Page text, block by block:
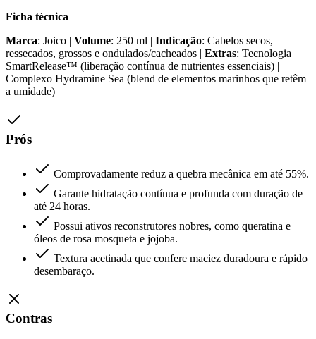
Ficha técnica
Marca: Joico | Volume: 250 ml | Indicação: Cabelos secos,
ressecados, grossos e ondulados/cacheados | Extras: Tecnologia
SmartRelease™ (liberação contínua de nutrientes essenciais) |
Complexo Hydramine Sea (blend de elementos marinhos que retêm
a umidade)
Prós
Comprovadamente reduz a quebra mecânica em até 55%.
Garante hidratação contínua e profunda com duração de
até 24 horas.
Possui ativos reconstrutores nobres, como queratina e
óleos de rosa mosqueta e jojoba.
Textura acetinada que confere maciez duradoura e rápido
desembaraço.
Contras